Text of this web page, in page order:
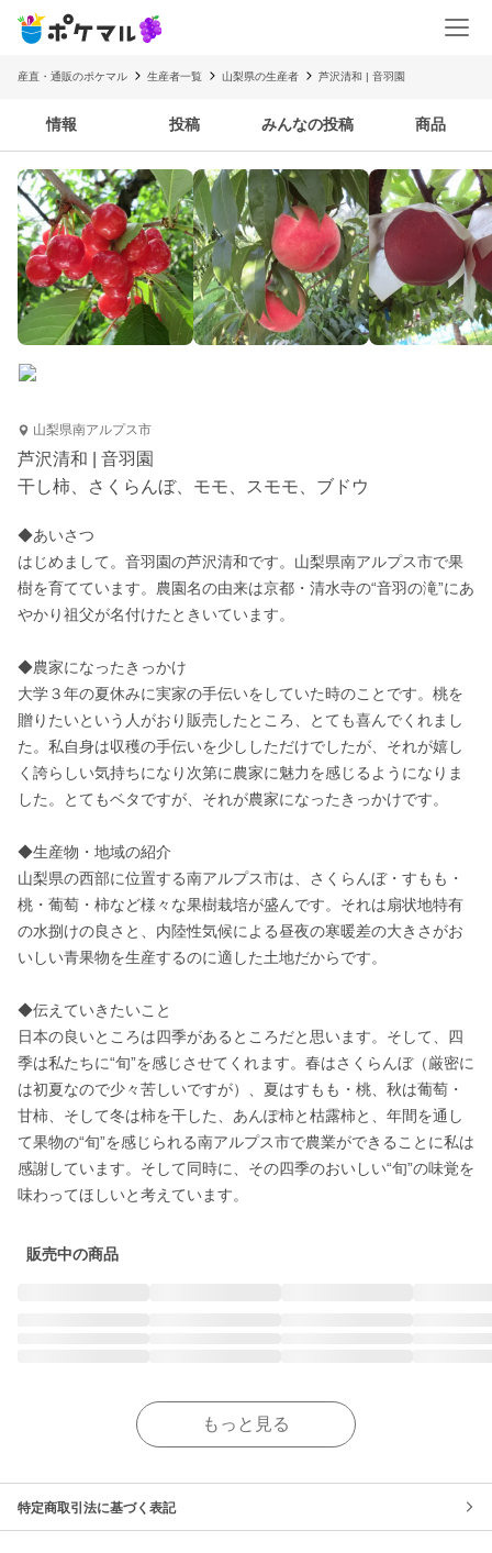
産直・通販のポケマル 生産者一覧 山梨県の生産者 芦沢清和 | 音羽園
情報 投稿 みんなの投稿 商品
山梨県南アルプス市
芦沢清和 | 音羽園
干し柿、さくらんぼ、モモ、スモモ、ブドウ
◆あいさつ
はじめまして。音羽園の芦沢清和です。山梨県南アルプス市で果
樹を育てています。農園名の由来は京都・清水寺の“音羽の滝”にあ
やかり祖父が名付けたときいています。
◆農家になったきっかけ
大学３年の夏休みに実家の手伝いをしていた時のことです。桃を
贈りたいという人がおり販売したところ、とても喜んでくれまし
た。私自身は収穫の手伝いを少ししただけでしたが、それが嬉し
く誇らしい気持ちになり次第に農家に魅力を感じるようになりま
した。とてもベタですが、それが農家になったきっかけです。
◆生産物・地域の紹介
山梨県の西部に位置する南アルプス市は、さくらんぼ・すもも・
桃・葡萄・柿など様々な果樹栽培が盛んです。それは扇状地特有
の水捌けの良さと、内陸性気候による昼夜の寒暖差の大きさがお
いしい青果物を生産するのに適した土地だからです。
◆伝えていきたいこと
日本の良いところは四季があるところだと思います。そして、四
季は私たちに“旬”を感じさせてくれます。春はさくらんぼ（厳密に
は初夏なので少々苦しいですが）、夏はすもも・桃、秋は葡萄・
甘柿、そして冬は柿を干した、あんぽ柿と枯露柿と、年間を通し
て果物の“旬”を感じられる南アルプス市で農業ができることに私は
感謝しています。そして同時に、その四季のおいしい“旬”の味覚を
味わってほしいと考えています。
販売中の商品
もっと見る
特定商取引法に基づく表記